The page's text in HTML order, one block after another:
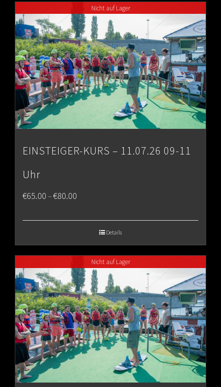
€80.00
Nicht auf Lager
EINSTEIGER-KURS – 11.07.26 09-11
Uhr
€65.00–€80.00
€80.00
Details
Nicht auf Lager